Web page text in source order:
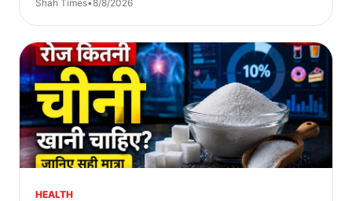
Shah Times•8/8/2026
HEALTH